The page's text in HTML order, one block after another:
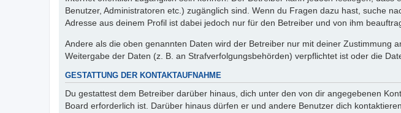
Benutzer, Administratoren etc.) zugänglich sind. Wenn du Fragen dazu hast, suche
Adresse aus deinem Profil ist dabei jedoch nur für den Betreiber und von ihm
Andere als die oben genannten Daten wird der Betreiber nur mit deiner Zustimmung
Weitergabe der Daten (z. B. an Strafverfolgungsbehörden) verpflichtet ist oder die
GESTATTUNG DER KONTAKTAUFNAHME
Du gestattest dem Betreiber darüber hinaus, dich unter den von dir angegebenen
Board erforderlich ist. Darüber hinaus dürfen er und andere Benutzer dich